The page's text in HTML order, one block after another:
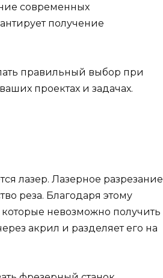
современных
получение
правильный выбор при
проектах и задачах.
лазер. Лазерное разрезание
реза. Благодаря этому
невозможно получить
акрил и разделяет его на